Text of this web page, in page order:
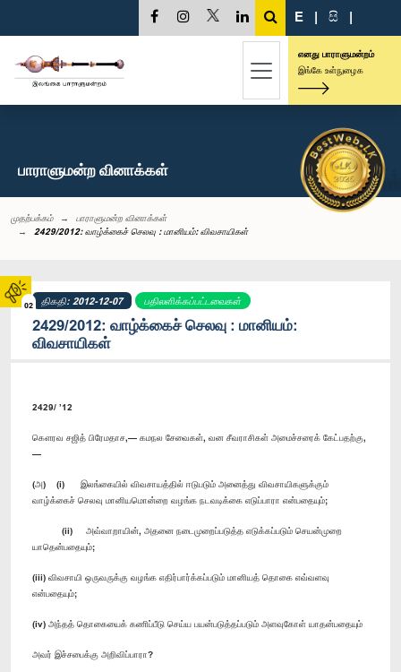
02
E | සි |
எனது பாராளுமன்றம்
இங்கே உள்நுழைக
பாராளுமன்ற வினாக்கள்
முதற்பக்கம்
பாராளுமன்ற வினாக்கள்
2429/2012: வாழ்க்கைச் செலவு : மானியம்: விவசாயிகள்
திகதி: 2012-12-07 பதிலளிக்கப்பட்டவைகள்
2429/2012: வாழ்க்கைச் செலவு : மானியம்:
விவசாயிகள்
2429/ ’12
கௌரவ சஜித் பிரேமதாச,— கமநல சேவைகள், வன சீவராசிகள் அமைச்சரைக் கேட்பதற்கு,
—
(அ) (i) இலங்கையில் விவசாயத்தில் ஈடுபடும் அனைத்து விவசாயிகளுக்கும்
வாழ்க்கைச் செலவு மானியமொன்றை வழங்க நடவடிக்கை எடுப்பாரா என்பதையும்;
(ii) அவ்வாறாயின், அதனை நடைமுறைப்படுத்த எடுக்கப்படும் செயன்முறை
யாதென்பதையும்;
(iii) விவசாயி ஒருவருக்கு வழங்க எதிர்பார்க்கப்படும் மானியத் தொகை எவ்வளவு
என்பதையும்;
(iv) அந்தத் தொகையைக் கணிப்பீடு செய்ய பயன்படுத்தப்படும் அளவுகோள் யாதன்பதையும்
அவர் இச்சபைக்கு அறிவிப்பாரா?